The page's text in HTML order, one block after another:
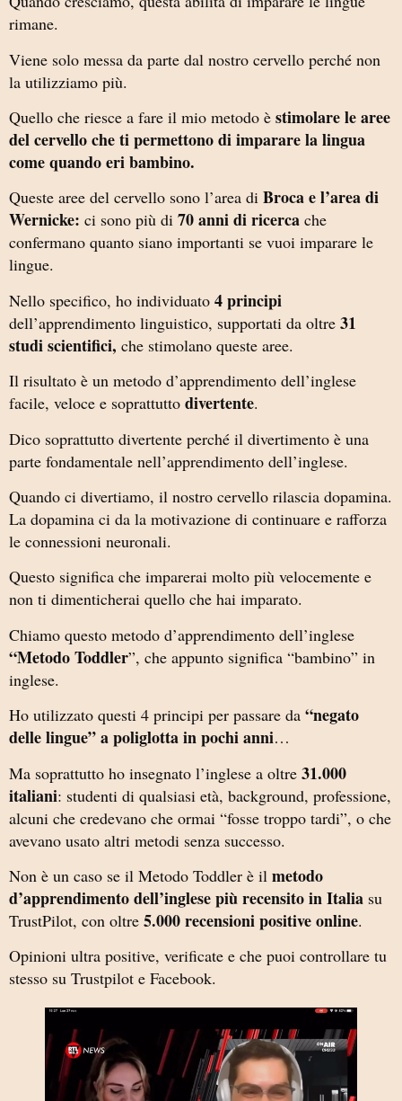
rimane.
Viene solo messa da parte dal nostro cervello perché non
la utilizziamo più.
Quello che riesce a fare il mio metodo è stimolare le aree
del cervello che ti permettono di imparare la lingua
come quando eri bambino.
Queste aree del cervello sono l’area di Broca e l’area di
Wernicke: ci sono più di 70 anni di ricerca che
confermano quanto siano importanti se vuoi imparare le
lingue.
Nello specifico, ho individuato 4 principi
dell’apprendimento linguistico, supportati da oltre 31
studi scientifici, che stimolano queste aree.
Il risultato è un metodo d’apprendimento dell’inglese
facile, veloce e soprattutto divertente.
Dico soprattutto divertente perché il divertimento è una
parte fondamentale nell’apprendimento dell’inglese.
Quando ci divertiamo, il nostro cervello rilascia dopamina.
La dopamina ci da la motivazione di continuare e rafforza
le connessioni neuronali.
Questo significa che imparerai molto più velocemente e
non ti dimenticherai quello che hai imparato.
Chiamo questo metodo d’apprendimento dell’inglese
“Metodo Toddler”, che appunto significa “bambino” in
inglese.
Ho utilizzato questi 4 principi per passare da “negato
delle lingue” a poliglotta in pochi anni…
Ma soprattutto ho insegnato l’inglese a oltre 31.000
italiani: studenti di qualsiasi età, background, professione,
alcuni che credevano che ormai “fosse troppo tardi”, o che
avevano usato altri metodi senza successo.
Non è un caso se il Metodo Toddler è il metodo
d’apprendimento dell’inglese più recensito in Italia su
TrustPilot, con oltre 5.000 recensioni positive online.
Opinioni ultra positive, verificate e che puoi controllare tu
stesso su Trustpilot e Facebook.